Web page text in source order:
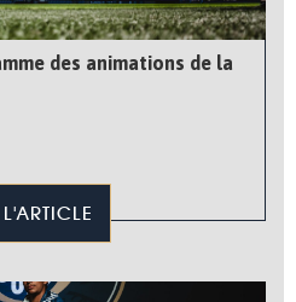
des animations de la